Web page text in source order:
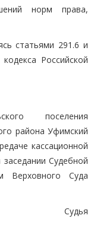
норм права,
статьями 291.6 и
Российской
поселения
района Уфимский
кассационной
Судебной
Верховного Суда
Судья